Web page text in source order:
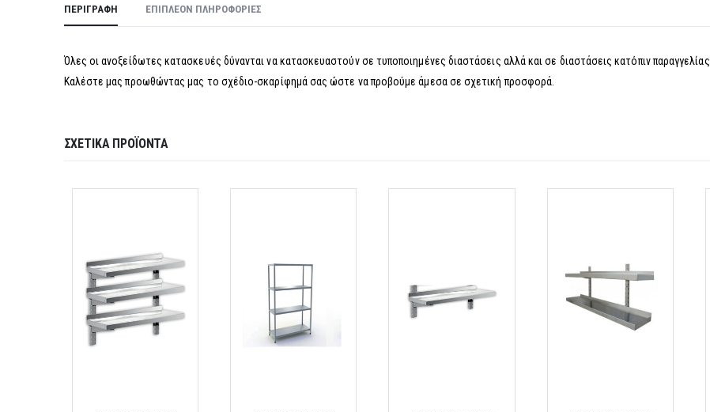
ΠΕΡΙΓΡΑΦΉ ΕΠΙΠΛΈΟΝ ΠΛΗΡΟΦΟΡΊΕΣ
Όλες οι ανοξείδωτες κατασκευές δύνανται να κατασκευαστούν σε τυποποιημένες διαστάσεις αλλά και σε διαστάσεις κατόπιν παραγγελίας.
Καλέστε μας προωθώντας μας το σχέδιο-σκαρίφημά σας ώστε να προβούμε άμεσα σε σχετική προσφορά.
ΣΧΕΤΙΚΆ ΠΡΟΪΌΝΤΑ